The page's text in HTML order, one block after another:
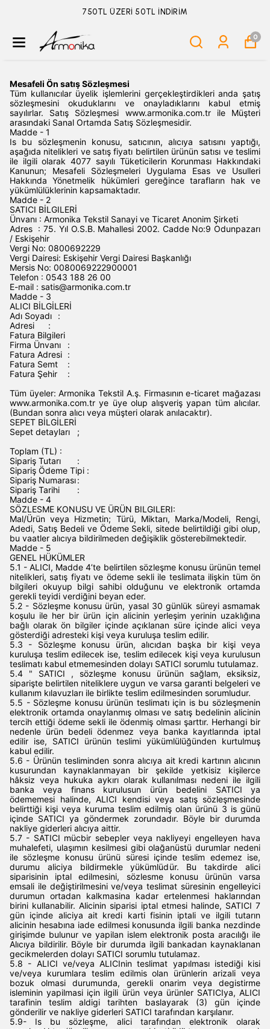
750TL ÜZERİ 50TL İNDİRİM
0
Mesafeli Ön satış Sözleşmesi
Tüm kullanıcılar üyelik işlemlerini gerçekleştirdikleri anda şatış
sözleşmesini okuduklarını ve onayladıklarını kabul etmiş
sayılırlar. Satış Sözleşmesi www.armonika.com.tr ile Müşteri
arasındaki Sanal Ortamda Satış Sözleşmesidir.
Madde - 1
Is bu sözleşmenin konusu, satıcının, alıcıya satısını yaptığı,
aşağıda nitelikleri ve satış fiyatı belirtilen ürünün satısı ve teslimi
ile ilgili olarak 4077 sayılı Tüketicilerin Korunması Hakkındaki
Kanunun; Mesafeli Sözleşmeleri Uygulama Esas ve Usulleri
Hakkında Yönetmelik hükümleri gereğince tarafların hak ve
yükümlülüklerinin kapsamaktadır.
Madde - 2
SATICI BİLGILERİ
Ünvanı : Armonika Tekstil Sanayi ve Ticaret Anonim Şirketi
Adres : 75. Yıl O.S.B. Mahallesi 2002. Cadde No:9 Odunpazarı
/ Eskişehir
Vergi No: 0800692229
Vergi Dairesi: Eskişehir Vergi Dairesi Başkanlığı
Mersis No: 0080069222900001
Telefon : 0543 188 26 00
E-mail : satis@armonika.com.tr
Madde - 3
ALICI BİLGİLERİ
Adı Soyadı
:
Adresi
: ‌
Fatura Bilgileri‌
Firma Ünvanı
:
Fatura Adresi : ‌
Fatura Semt
:
Fatura Şehir
:
Tüm üyeler: Armonika Tekstil A.ş. Firmasının e-ticaret mağazası
www.armonika.com.tr ye üye olup alışveriş yapan tüm alıcılar.
(Bundan sonra alıcı veya müşteri olarak anılacaktır).
SEPET BİLGİLERİ
Sepet detayları
;
Toplam (TL) : ‌
Sipariş Tutarı
:
Sipariş Ödeme Tipi :
Sipariş Numarası:
Sipariş Tarihi
: ‌
Madde - 4
SÖZLESME KONUSU VE ÜRÜN BILGILERI:
Mal/Ürün veya Hizmetin; Türü, Miktarı, Marka/Modeli, Rengi,
Adedi, Satış Bedeli ve Ödeme Sekli, sitede belirtildiği gibi olup,
bu vaatler alıcıya bildirilmeden değişiklik gösterebilmektedir.
Madde - 5
GENEL HÜKÜMLER
5.1 - ALICI, Madde 4’te belirtilen sözleşme konusu ürünün temel
nitelikleri, satış fiyatı ve ödeme sekli ile teslimata ilişkin tüm ön
bilgileri okuyup bilgi sahibi olduğunu ve elektronik ortamda
gerekli teyidi verdiğini beyan eder.
5.2 - Sözleşme konusu ürün, yasal 30 günlük süreyi asmamak
koşulu ile her bir ürün için alicinin yerleşim yerinin uzaklığına
bağlı olarak ön bilgiler içinde açıklanan süre içinde alici veya
gösterdiği adresteki kişi veya kuruluşa teslim edilir.
5.3 - Sözleşme konusu ürün, alıcıdan başka bir kişi veya
kuruluşa teslim edilecek ise, teslim edilecek kişi veya kurulusun
teslimatı kabul etmemesinden dolayı SATICI sorumlu tutulamaz.
5.4 " SATICI , sözleşme konusu ürünün sağlam, eksiksiz,
siparişte belirtilen niteliklere uygun ve varsa garanti belgeleri ve
kullanım kılavuzları ile birlikte teslim edilmesinden sorumludur.
5.5 - Sözleşme konusu ürünün teslimatı için is bu sözleşmenin
elektronik ortamda onaylanmış olması ve satış bedelinin alicinin
tercih ettiği ödeme sekli ile ödenmiş olması şarttır. Herhangi bir
nedenle ürün bedeli ödenmez veya banka kayıtlarında iptal
edilir ise, SATICI ürünün teslimi yükümlülüğünden kurtulmuş
kabul edilir.
5.6 - Ürünün tesliminden sonra alıcıya ait kredi kartının alıcının
kusurundan kaynaklanmayan bir şekilde yetkisiz kişilerce
hâksiz veya hukuka aykırı olarak kullanılması nedeni ile ilgili
banka veya finans kurulusun ürün bedelini SATICI ya
ödememesi halinde, ALICI kendisi veya satış sözleşmesinde
belirttiği kişi veya kuruma teslim edilmiş olan ürünü 3 is günü
içinde SATICI ya göndermek zorundadır. Böyle bir durumda
nakliye giderleri alıcıya aittir.
5.7 - SATICI mücbir sebepler veya nakliyeyi engelleyen hava
muhalefeti, ulaşımın kesilmesi gibi olağanüstü durumlar nedeni
ile sözleşme konusu ürünü süresi içinde teslim edemez ise,
durumu aliciya bildirmekle yükümlüdür. Bu takdirde alici
siparisinin iptal edilmesini, sözlesme konusu ürünün varsa
emsali ile değiştirilmesini ve/veya teslimat süresinin engelleyici
durumun ortadan kalkmasina kadar ertelenmesi haklarından
birini kullanabilir. Alicinin siparisi iptal etmesi halinde, SATICI 7
gün içinde aliciya ait kredi karti fisinin iptali ve ilgili tutarın
alicinin hesabına iade edilmesi konusunda ilgili banka nezdinde
girişimde bulunur ve yapilan islem elektronik posta aracılığı ile
Alıcıya bildirilir. Böyle bir durumda ilgili bankadan kaynaklanan
gecikmelerden dolayı SATICI sorumlu tutulamaz.
5.8 - ALICI ve/veya ALICInin teslimat yapılması istediği kisi
ve/veya kurumlara teslim edilmis olan ürünlerin arizali veya
bozuk olmasi durumunda, gerekli onarim veya degistirme
isleminin yapilmasi için ilgili ürün veya ürünler SATICIya, ALICI
tarafinin teslim aldigi tarihten baslayarak (3) gün içinde
gönderilir ve nakliye giderleri SATICI tarafından karşılanır.
5.9- Is bu sözleşme, alici tarafından elektronik olarak